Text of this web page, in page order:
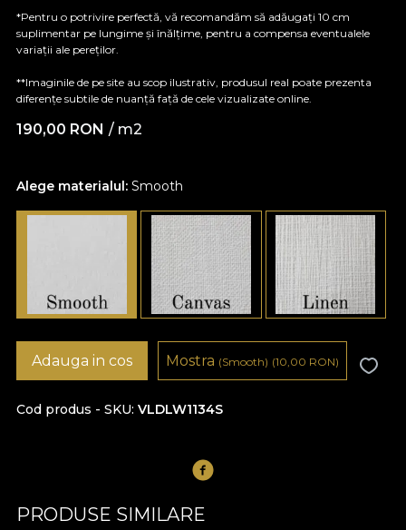
Alege materialul: Smooth
*Pentru o potrivire perfectă, vă recomandăm să adăugați 10 cm
suplimentar pe lungime și înălțime, pentru a compensa eventualele
variații ale pereților.
**Imaginile de pe site au scop ilustrativ, produsul real poate prezenta
diferențe subtile de nuanță față de cele vizualizate online.
190,00 RON / m2
Cod produs - SKU VLDLW1134S
Adauga in cos Mostra (Smooth) (10,00 RON)
PRODUSE SIMILARE